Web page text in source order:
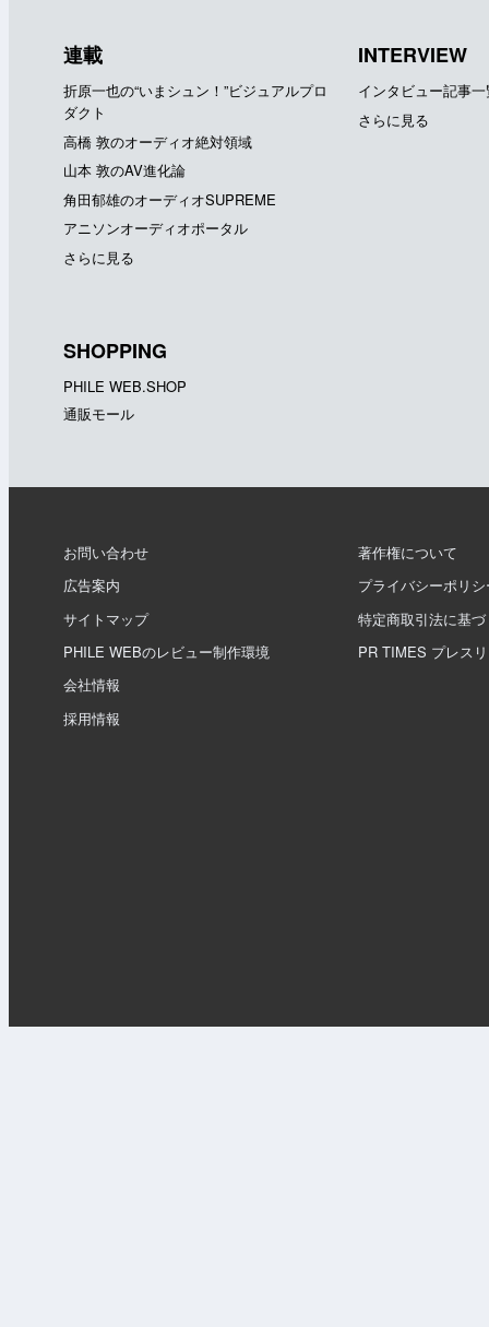
連載
折原一也の“いまシュン！”ビジュアルプロ
ダクト
高橋 敦のオーディオ絶対領域
山本 敦のAV進化論
角田郁雄のオーディオSUPREME
アニソンオーディオポータル
さらに見る
INTERVIEW
インタビュー記事
さらに見る
SHOPPING
PHILE WEB.SHOP
通販モール
お問い合わせ
広告案内
サイトマップ
PHILE WEBのレビュー制作環境
会社情報
採用情報
著作権について
プライバシーポリ
特定商取引法に基
PR TIMES プレス